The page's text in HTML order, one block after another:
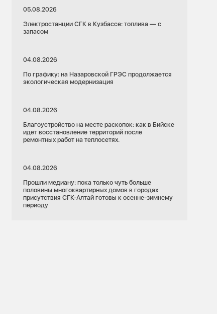
05.08.2026
Электростанции СГК в Кузбассе: топлива — с
запасом
04.08.2026
По графику: на Назаровской ГРЭС продолжается
экологическая модернизация
04.08.2026
Благоустройство на месте раскопок: как в Бийске
идет восстановление территорий после
ремонтных работ на теплосетях.
04.08.2026
Прошли медиану: пока только чуть больше
половины многоквартирных домов в городах
присутствия СГК-Алтай готовы к осенне-зимнему
периоду